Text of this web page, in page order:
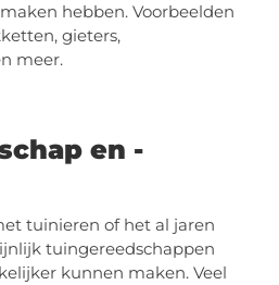
hebben. Voorbeelden
gieters,
meer.
en -
tuinieren of het al jaren
tuingereedschappen
kunnen maken. Veel